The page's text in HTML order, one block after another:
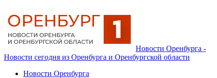
Новости Оренбурга -
Новости сегодня из Оренбурга и Оренбургской области
Новости Оренбурга